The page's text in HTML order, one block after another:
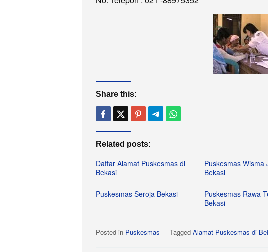
Share this:
Related posts:
Daftar Alamat Puskesmas di
Bekasi
Puskesmas Wisma
Bekasi
Puskesmas Seroja Bekasi
Puskesmas Rawa
Bekasi
Posted in Puskesmas Tagged Alamat Puskesmas di